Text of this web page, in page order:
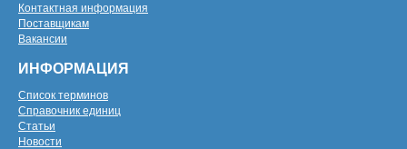
Контактная информация
Поставщикам
Вакансии
ИНФОРМАЦИЯ
Список терминов
Справочник единиц
Статьи
Новости